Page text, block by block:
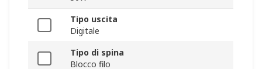
Tipo uscita
Digitale
Tipo di spina
Blocco filo